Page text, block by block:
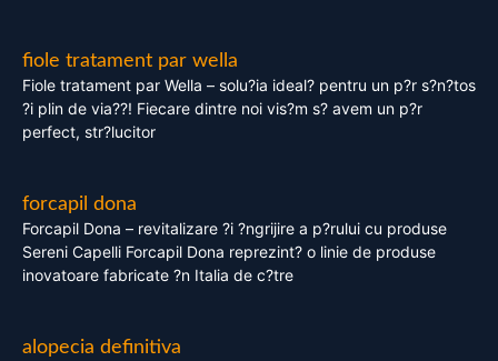
fiole tratament par wella
Fiole tratament par Wella – solu?ia ideal? pentru un p?r s?n?tos
?i plin de via??! Fiecare dintre noi vis?m s? avem un p?r
perfect, str?lucitor
forcapil dona
Forcapil Dona – revitalizare ?i ?ngrijire a p?rului cu produse
Sereni Capelli Forcapil Dona reprezint? o linie de produse
inovatoare fabricate ?n Italia de c?tre
alopecia definitiva